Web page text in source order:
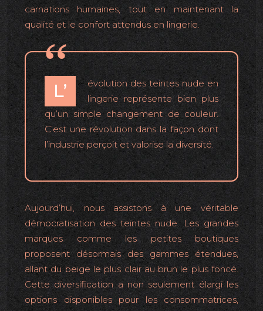
carnations humaines, tout en maintenant la
qualité et le confort attendus en lingerie.
L’
évolution des teintes nude en
lingerie représente bien plus
qu’un simple changement de couleur.
C’est une révolution dans la façon dont
l’industrie perçoit et valorise la diversité.
Aujourd’hui, nous assistons à une véritable
démocratisation des teintes nude. Les grandes
marques comme les petites boutiques
proposent désormais des gammes étendues,
allant du beige le plus clair au brun le plus foncé.
Cette diversification a non seulement élargi les
options disponibles pour les consommatrices,